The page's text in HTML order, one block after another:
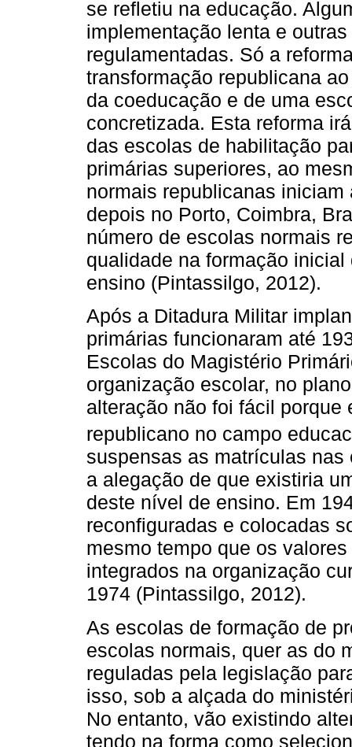
se refletiu na educação.
implementação lenta e
regulamentadas. Só a
transformação republicana
da coeducação e de uma
concretizada. Esta reforma
das escolas de habilitação
primárias superiores, ao
normais republicanas
depois no Porto, Coimbra,
número de escolas normais
qualidade na formação
ensino (Pintassilgo, 2012).
Após a Ditadura Militar
primárias funcionaram até
Escolas do Magistério
organização escolar, no
alteração não foi fácil
republicano no campo
suspensas as matrículas
a alegação de que existiria
deste nível de ensino. Em
reconfiguradas e colocadas
mesmo tempo que os
integrados na organização
1974 (Pintassilgo, 2012).
As escolas de formação de
escolas normais, quer as do
reguladas pela legislação
isso, sob a alçada do
No entanto, vão existindo
tendo na forma como